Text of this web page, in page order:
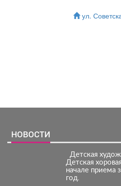
ул.
НОВОСТИ
Детская
Детская
начале приема
год.